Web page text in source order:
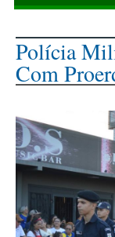
Polícia
Com